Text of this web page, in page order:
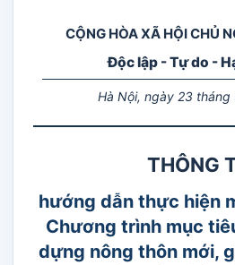
CỘNG HÒA XÃ HỘI CHỦ
Độc lập - Tự do -
Hà Nội, ngày 23 tháng
THÔNG
hướng dẫn thực hiện
Chương trình mục
dựng nông thôn mới,